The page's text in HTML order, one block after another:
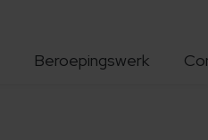
Beroepingswerk